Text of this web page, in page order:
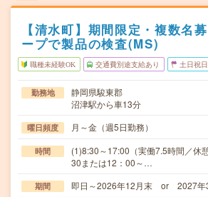
【清水町】期間限定・複数名
ープで製品の検査(MS)
職種未経験OK 交通費別途支給あり 土日祝
勤務地
静岡県駿東郡
沼津駅から車13分
曜日頻度 月～金（週5日勤務）
時間
(1)8:30～17:00（実働7.5時間／休
30または12：00～…
期間 即日～2026年12月末 or 2027年